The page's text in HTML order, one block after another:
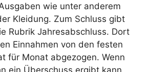
wie unter anderem
Kleidung. Zum Schluss gibt
Rubrik Jahresabschluss. Dort
Einnahmen von den festen
für Monat abgezogen. Wenn
ein Überschuss ergibt kann